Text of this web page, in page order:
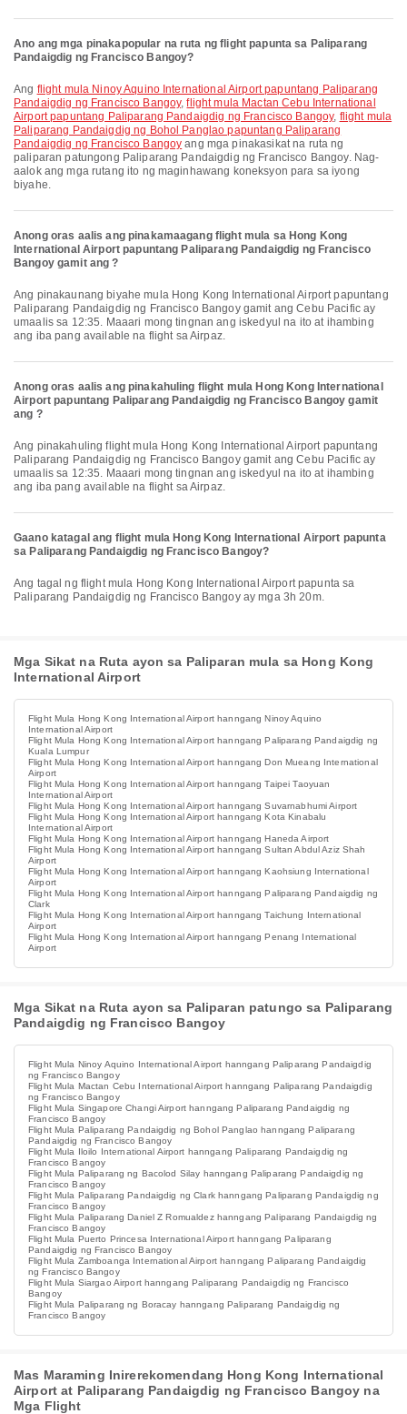
Ano ang mga pinakapopular na ruta ng flight papunta sa Paliparang
Pandaigdig ng Francisco Bangoy?
Ang flight mula Ninoy Aquino International Airport papuntang Paliparang
Pandaigdig ng Francisco Bangoy,flight mula Mactan Cebu International
Airport papuntang Paliparang Pandaigdig ng Francisco Bangoy, flight mula
Paliparang Pandaigdig ng Bohol Panglao papuntang Paliparang
Pandaigdig ng Francisco Bangoy ang mga pinakasikat na ruta ng
paliparan patungong Paliparang Pandaigdig ng Francisco Bangoy. Nag-
aalok ang mga rutang ito ng maginhawang koneksyon para sa iyong
biyahe.
Anong oras aalis ang pinakamaagang flight mula sa Hong Kong
International Airport papuntang Paliparang Pandaigdig ng Francisco
Bangoy gamit ang ?
Ang pinakaunang biyahe mula Hong Kong International Airport papuntang
Paliparang Pandaigdig ng Francisco Bangoy gamit ang Cebu Pacific ay
umaalis sa 12:35. Maaari mong tingnan ang iskedyul na ito at ihambing
ang iba pang available na flight sa Airpaz.
Anong oras aalis ang pinakahuling flight mula Hong Kong International
Airport papuntang Paliparang Pandaigdig ng Francisco Bangoy gamit
ang ?
Ang pinakahuling flight mula Hong Kong International Airport papuntang
Paliparang Pandaigdig ng Francisco Bangoy gamit ang Cebu Pacific ay
umaalis sa 12:35. Maaari mong tingnan ang iskedyul na ito at ihambing
ang iba pang available na flight sa Airpaz.
Gaano katagal ang flight mula Hong Kong International Airport papunta
sa Paliparang Pandaigdig ng Francisco Bangoy?
Ang tagal ng flight mula Hong Kong International Airport papunta sa
Paliparang Pandaigdig ng Francisco Bangoy ay mga 3h 20m.
Mga Sikat na Ruta ayon sa Paliparan mula sa Hong Kong
International Airport
Flight Mula Hong Kong International Airport hanngang Ninoy Aquino
International Airport
Flight Mula Hong Kong International Airport hanngang Paliparang Pandaigdig ng
Kuala Lumpur
Flight Mula Hong Kong International Airport hanngang Don Mueang International
Airport
Flight Mula Hong Kong International Airport hanngang Taipei Taoyuan
International Airport
Flight Mula Hong Kong International Airport hanngang Suvarnabhumi Airport
Flight Mula Hong Kong International Airport hanngang Kota Kinabalu
International Airport
Flight Mula Hong Kong International Airport hanngang Haneda Airport
Flight Mula Hong Kong International Airport hanngang Sultan Abdul Aziz Shah
Airport
Flight Mula Hong Kong International Airport hanngang Kaohsiung International
Airport
Flight Mula Hong Kong International Airport hanngang Paliparang Pandaigdig ng
Clark
Flight Mula Hong Kong International Airport hanngang Taichung International
Airport
Flight Mula Hong Kong International Airport hanngang Penang International
Airport
Mga Sikat na Ruta ayon sa Paliparan patungo sa Paliparang
Pandaigdig ng Francisco Bangoy
Flight Mula Ninoy Aquino International Airport hanngang Paliparang Pandaigdig
ng Francisco Bangoy
Flight Mula Mactan Cebu International Airport hanngang Paliparang Pandaigdig
ng Francisco Bangoy
Flight Mula Singapore Changi Airport hanngang Paliparang Pandaigdig ng
Francisco Bangoy
Flight Mula Paliparang Pandaigdig ng Bohol Panglao hanngang Paliparang
Pandaigdig ng Francisco Bangoy
Flight Mula Iloilo International Airport hanngang Paliparang Pandaigdig ng
Francisco Bangoy
Flight Mula Paliparang ng Bacolod Silay hanngang Paliparang Pandaigdig ng
Francisco Bangoy
Flight Mula Paliparang Pandaigdig ng Clark hanngang Paliparang Pandaigdig ng
Francisco Bangoy
Flight Mula Paliparang Daniel Z Romualdez hanngang Paliparang Pandaigdig ng
Francisco Bangoy
Flight Mula Puerto Princesa International Airport hanngang Paliparang
Pandaigdig ng Francisco Bangoy
Flight Mula Zamboanga International Airport hanngang Paliparang Pandaigdig
ng Francisco Bangoy
Flight Mula Siargao Airport hanngang Paliparang Pandaigdig ng Francisco
Bangoy
Flight Mula Paliparang ng Boracay hanngang Paliparang Pandaigdig ng
Francisco Bangoy
Mas Maraming Inirerekomendang Hong Kong International
Airport at Paliparang Pandaigdig ng Francisco Bangoy na
Mga Flight